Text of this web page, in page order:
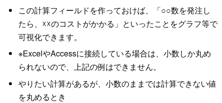
この計算フィールドを作っておけば、「○○数を発注し
たら、☓☓のコストがかかる」といったことをグラフ等で
可視化できます。
※ExcelやAccessに接続している場合は、小数しか丸め
られないので、上記の例はできません。
やりたい計算があるが、小数のままでは計算できない値
を丸めるとき